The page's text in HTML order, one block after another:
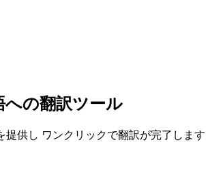
の翻訳ツール
提供し ワンクリックで翻訳が完了します